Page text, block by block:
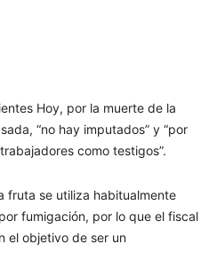
Hoy, por la muerte de la
“no hay imputados” y “por
como testigos”.
fruta se utiliza habitualmente
fumigación, por lo que el fiscal
el objetivo de ser un